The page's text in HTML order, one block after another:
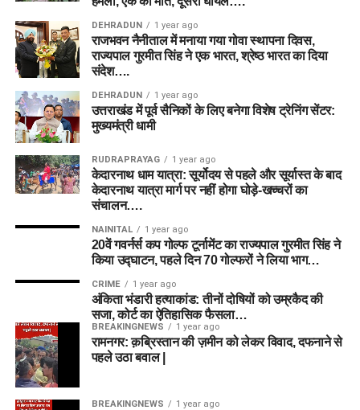
DEHRADUN 1 year ago
राजभवन नैनीताल में मनाया गया गोवा स्थापना दिवस,
राज्यपाल गुरमीत सिंह ने एक भारत, श्रेष्ठ भारत का दिया
संदेश….
DEHRADUN 1 year ago
उत्तराखंड में पूर्व सैनिकों के लिए बनेगा विशेष ट्रेनिंग सेंटर:
मुख्यमंत्री धामी
RUDRAPRAYAG 1 year ago
केदारनाथ धाम यात्रा: सूर्योदय से पहले और सूर्यास्त के बाद
केदारनाथ यात्रा मार्ग पर नहीं होगा घोड़े-खच्चरों का
संचालन….
NAINITAL 1 year ago
20वें गवर्नर्स कप गोल्फ टूर्नामेंट का राज्यपाल गुरमीत सिंह ने
किया उद्घाटन, पहले दिन 70 गोल्फरों ने लिया भाग…
CRIME 1 year ago
अंकिता भंडारी हत्याकांड: तीनों दोषियों को उम्रकैद की
सजा, कोर्ट का ऐतिहासिक फैसला…
BREAKINGNEWS 1 year ago
रामनगर: क़ब्रिस्तान की ज़मीन को लेकर विवाद, दफनाने से
पहले उठा बवाल |
BREAKINGNEWS 1 year ago